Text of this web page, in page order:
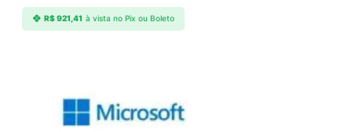
R$921,41 à vista no Pix ou Boleto